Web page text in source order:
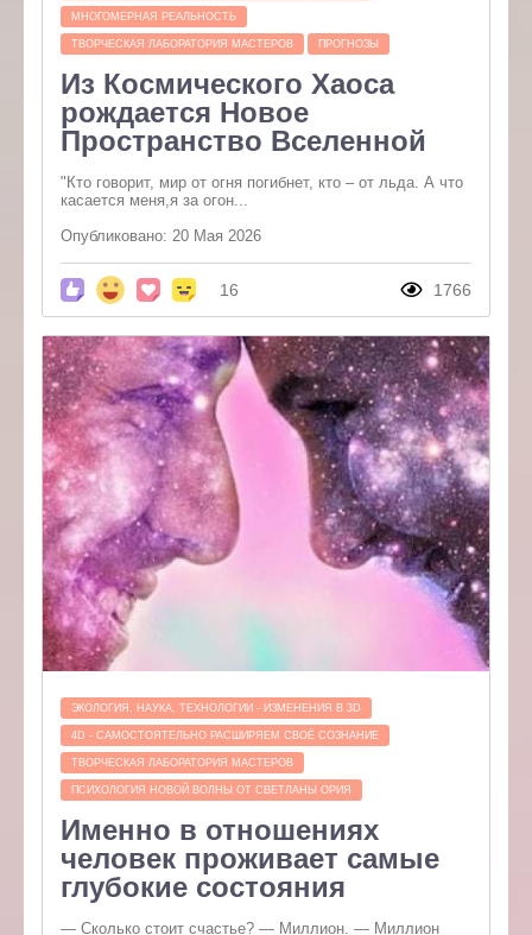
МНОГОМЕРНАЯ РЕАЛЬНОСТЬ
ТВОРЧЕСКАЯ ЛАБОРАТОРИЯ МАСТЕРОВ ПРОГНОЗЫ
Из Космического Хаоса
рождается Новое
Пространство Вселенной
"Кто говорит, мир от огня погибнет, кто – от льда. А что
касается меня,я за огон...
Опубликовано: 20 Мая 2026
16 1766
ЭКОЛОГИЯ, НАУКА, ТЕХНОЛОГИИ - ИЗМЕНЕНИЯ В 3D
4D - САМОСТОЯТЕЛЬНО РАСШИРЯЕМ СВОЁ СОЗНАНИЕ
ТВОРЧЕСКАЯ ЛАБОРАТОРИЯ МАСТЕРОВ
ПСИХОЛОГИЯ НОВОЙ ВОЛНЫ ОТ СВЕТЛАНЫ ОРИЯ
Именно в отношениях
человек проживает самые
глубокие состояния
— Сколько стоит счастье? — Миллион. — Миллион